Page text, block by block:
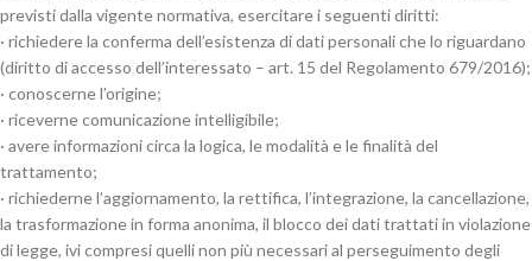
previsti dalla vigente normativa, esercitare i seguenti diritti:
· richiedere la conferma dell’esistenza di dati personali che lo riguardano
(diritto di accesso dell’interessato – art. 15 del Regolamento 679/2016);
· conoscerne l’origine;
· riceverne comunicazione intelligibile;
· avere informazioni circa la logica, le modalità e le finalità del
trattamento;
· richiederne l’aggiornamento, la rettifica, l’integrazione, la cancellazione,
la trasformazione in forma anonima, il blocco dei dati trattati in violazione
di legge, ivi compresi quelli non più necessari al perseguimento degli